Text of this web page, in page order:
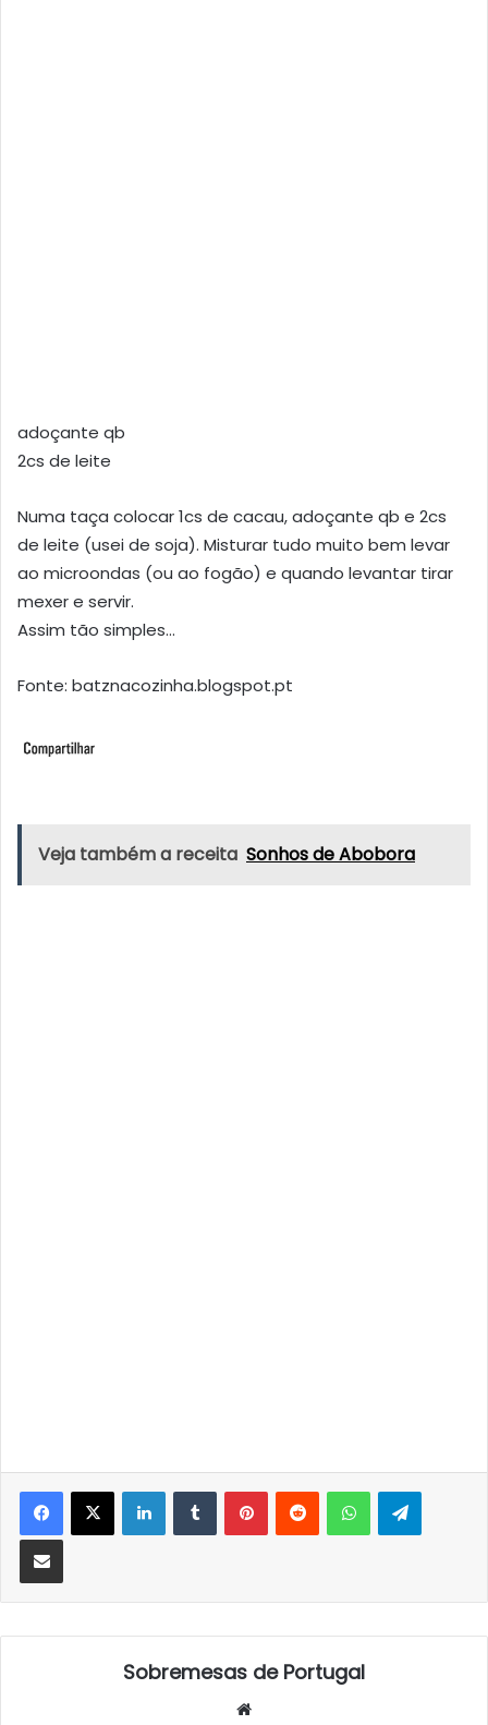
adoçante qb
2cs de leite
Numa taça colocar 1cs de cacau, adoçante qb e 2cs
de leite (usei de soja). Misturar tudo muito bem levar
ao microondas (ou ao fogão) e quando levantar tirar
mexer e servir.
Assim tão simples…
Fonte: batznacozinha.blogspot.pt
Veja também a receita Sonhos de Abobora
LinkedInTumblrPinterestReddit WhatsApp
Partilhar Via Email
Sobremesas de Portugal